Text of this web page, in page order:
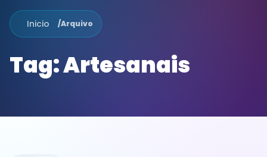
Inicio /Arquivo
Tag:Artesanais